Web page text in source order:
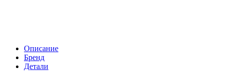
Описание
Бренд
Детали